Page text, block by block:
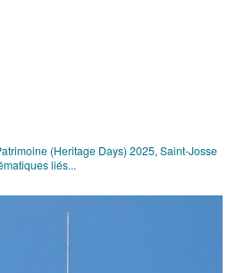
(Heritage Days) 2025, Saint-Josse
liés...